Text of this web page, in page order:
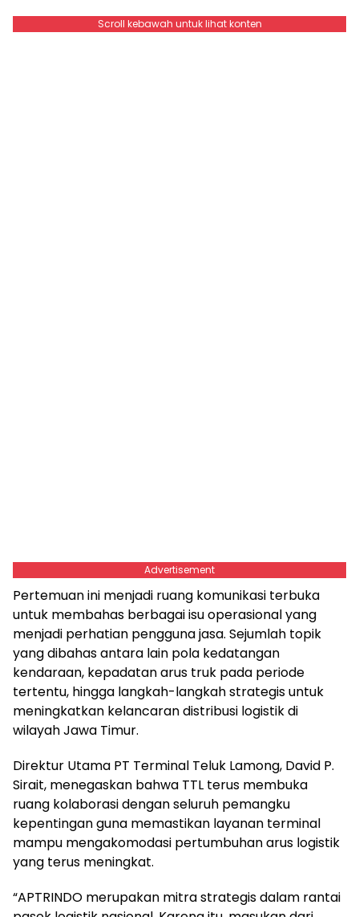
Scroll kebawah untuk lihat konten
Advertisement
Pertemuan ini menjadi ruang komunikasi terbuka
untuk membahas berbagai isu operasional yang
menjadi perhatian pengguna jasa. Sejumlah topik
yang dibahas antara lain pola kedatangan
kendaraan, kepadatan arus truk pada periode
tertentu, hingga langkah-langkah strategis untuk
meningkatkan kelancaran distribusi logistik di
wilayah Jawa Timur.
Direktur Utama PT Terminal Teluk Lamong, David P.
Sirait, menegaskan bahwa TTL terus membuka
ruang kolaborasi dengan seluruh pemangku
kepentingan guna memastikan layanan terminal
mampu mengakomodasi pertumbuhan arus logistik
yang terus meningkat.
“APTRINDO merupakan mitra strategis dalam rantai